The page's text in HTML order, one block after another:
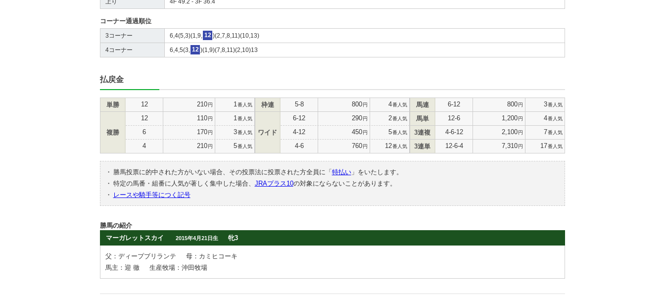
上り 4F 49.2 - 3F 36.4
コーナー通過順位
3コーナー 6,4(5,3)(1,9, 12 )(2,7,8,11)(10,13)
4コーナー 6,4,5(3, 12 )(1,9)(7,8,11)(2,10)13
払戻金
単勝 12 210円 1 番人気
複勝
12 110円 1 番人気
6 170円 3番人気
4 210円 5番人気
枠連 5-8 800円 4番人気
ワイド
6-12 290円 2番人気
4-12 450円 5番人気
4-6 760円 12番人気
馬連 6-12 800円 3番人気
馬単 12-6 1,200円 4番人気
3連複 4-6-12 2,100円 7番人気
3連単 12-6-4 7,310円 17番人気
・ 勝馬投票に的中された方がいない場合、その投票法に投票された方全員に「 特払い」をいたします。
・ 特定の馬番・組番に人気が著しく集中した場合、 JRAプラス10の対象にならないことがあります。
・
レースや騎手等につく記号
勝馬の紹介
マーガレットスカイ
2015年4月21日生 牝3
父：ディープブリランテ
母：カミヒコーキ
馬主：迎 徹
生産牧場：沖田牧場